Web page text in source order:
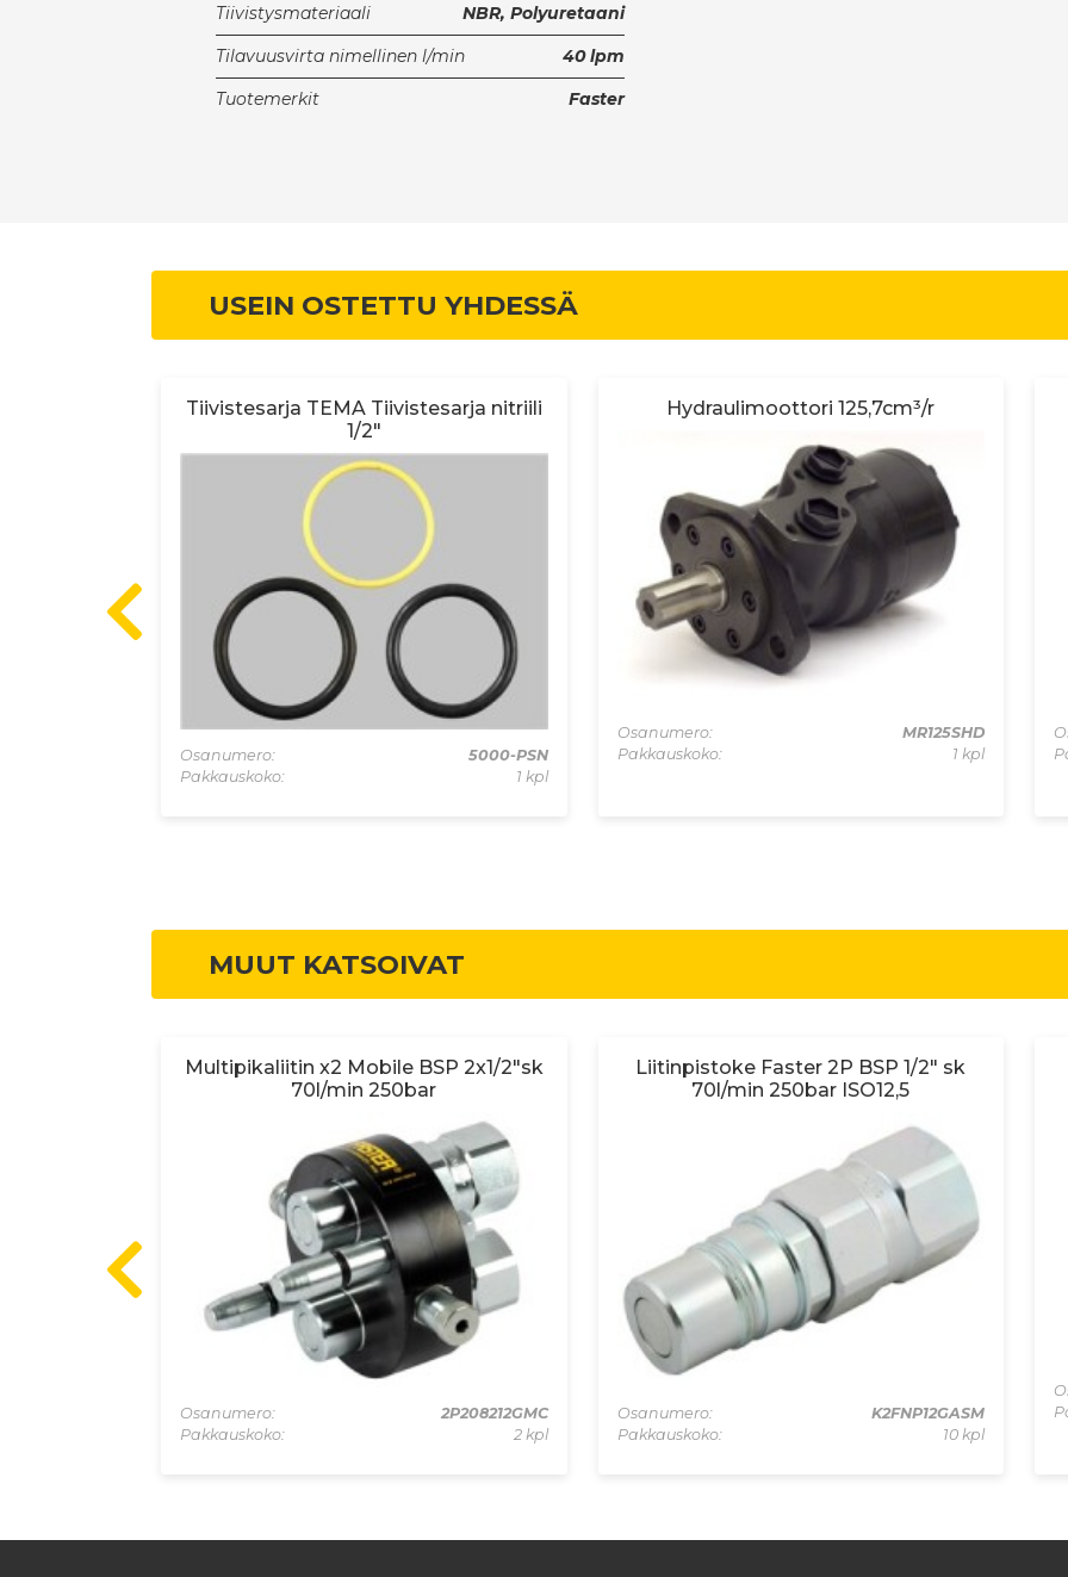
Tiivistysmateriaali
NBR, Polyuretaani
Tilavuusvirta nimellinen l/min
40 lpm
Tuotemerkit
Faster
USEIN OSTETTU YHDESSÄ
Tiivistesarja TEMA Tiivistesarja nitriili
1/2"
Osanumero:
5000-PSN
Pakkauskoko:
1 kpl
Hydraulimoottori 125,7cm³/r
Osanumero:
MR125SHD
Pakkauskoko:
1 kpl
MUUT KATSOIVAT
Multipikaliitin x2 Mobile BSP 2x1/2"sk
70l/min 250bar
Osanumero:
2P208212GMC
Pakkauskoko:
2 kpl
Liitinpistoke Faster 2P BSP 1/2" sk
70l/min 250bar ISO12,5
Osanumero:
K2FNP12GASM
Pakkauskoko:
10 kpl